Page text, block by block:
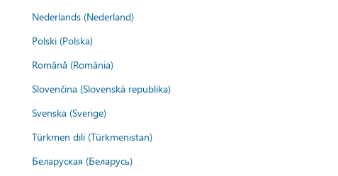
Nederlands (Nederland)
Polski (Polska)
Română (România)
Slovenčina (Slovenská republika)
Svenska (Sverige)
Türkmen dili (Türkmenistan)
Беларуская (Беларусь)